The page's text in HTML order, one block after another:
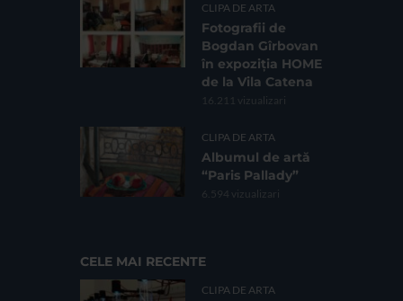
CLIPA DE ARTA
Fotografii de
Bogdan Gîrbovan
în expoziția HOME
de la Vila Catena
16.211 vizualizari
CLIPA DE ARTA
Albumul de artă
“Paris Pallady”
6.594 vizualizari
CELE MAI RECENTE
CLIPA DE ARTA